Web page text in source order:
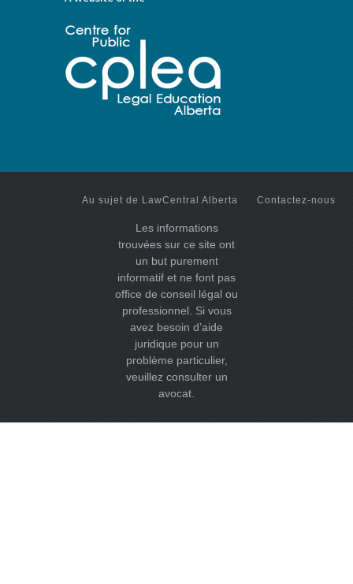
Au sujet de LawCentral Alberta Contactez-nous
Les informations
trouvées sur ce site ont
un but purement
informatif et ne font pas
office de conseil légal ou
professionnel. Si vous
avez besoin d’aide
juridique pour un
problème particulier,
veuillez consulter un
avocat.